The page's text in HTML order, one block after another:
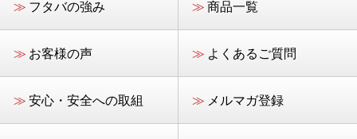
≫ フタバの強み ≫ 商品一覧
≫ お客様の声 ≫ よくあるご質問
≫ 安心・安全への取組 ≫ メルマガ登録